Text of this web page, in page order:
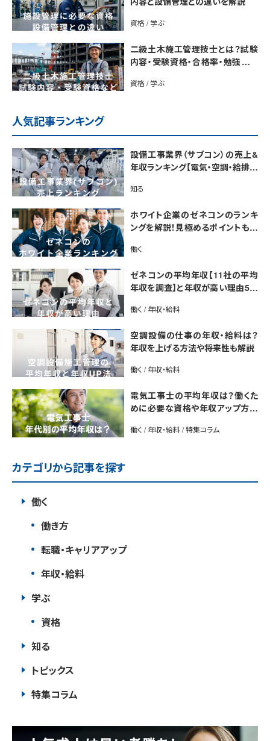
資格 / 学ぶ
二級土木施工管理技士とは？試験
内容・受験資格・合格率・勉強法を
資格 / 学ぶ
人気記事ランキング
設備工事業界（サブコン）の売上&
年収ランキング【電気・空調・給排水
市場規模も解説
知る
ホワイト企業のゼネコンのランキ
ングを解説！見極めるポイントも紹
働く
ゼネコンの平均年収【11社の平均
年収を調査】と年収が高い理由5選
働く / 年収・給料
空調設備の仕事の年収・給料は？
年収を上げる方法や将来性も解説
働く / 年収・給料
電気工事士の平均年収は？働くた
めに必要な資格や年収アップ方法
働く / 年収・給料 / 特集コラム
カテゴリから記事を探す
働く
働き方
転職・キャリアアップ
年収・給料
学ぶ
資格
知る
トピックス
特集コラム